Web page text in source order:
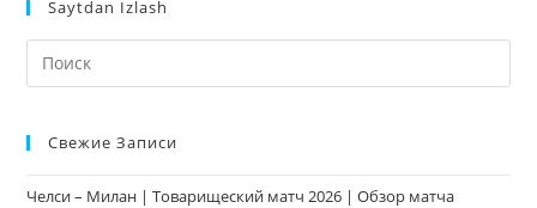
Saytdan Izlash
Свежие Записи
Челси – Милан | Товарищеский матч 2026 | Обзор матча